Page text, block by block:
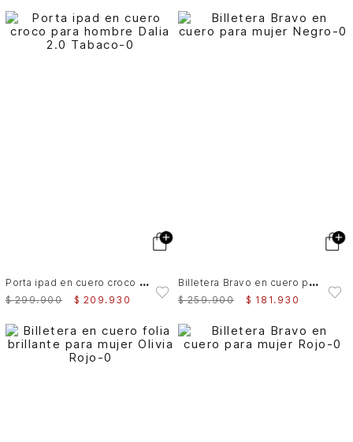
P
orta ipad en cuero croco para hombre Dalia 2.0
$ 299.900 $ 209 . 930
B
illetera Bravo en cuero para mujer
$ 259.900 $ 181 . 930